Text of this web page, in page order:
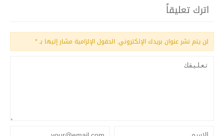
اترك تعليقاً
لن يتم نشر عنوان بريدك الإلكتروني. الحقول الإلزامية مشار إليها بـ*